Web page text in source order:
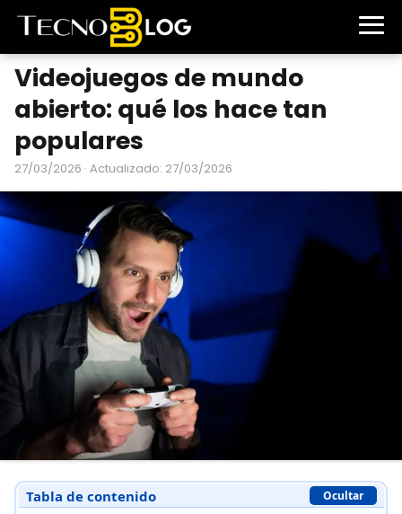
Videojuegos de mundo
abierto: qué los hace tan
populares
27/03/2026 · Actualizado: 27/03/2026
Tabla de contenido Ocultar